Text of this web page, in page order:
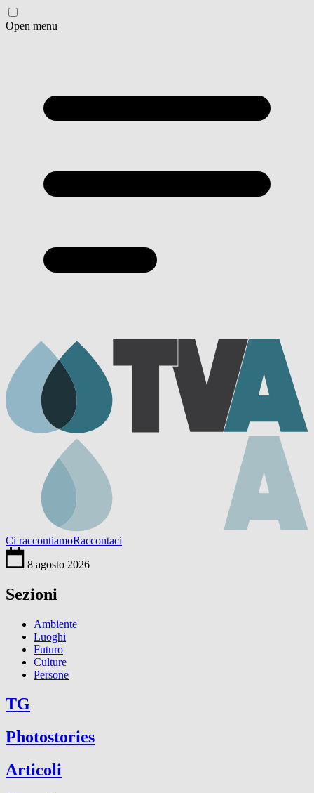
Open menu
Ci raccontiamoRaccontaci
8 agosto 2026
Sezioni
Ambiente
Luoghi
Futuro
Culture
Persone
TG
Photostories
Articoli